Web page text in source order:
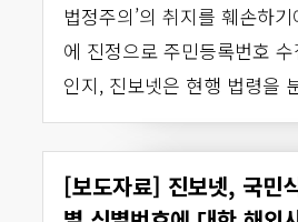
법정주의’의 취지를 훼손하
에 진정으로 주민등록번호
인지, 진보넷은 현행 법령을
[보도자료] 진보넷, 국민